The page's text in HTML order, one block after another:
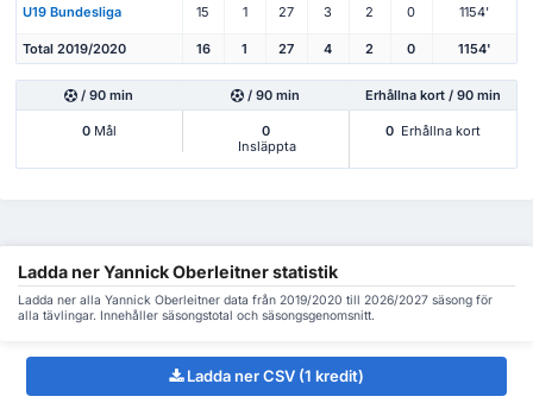
U19 Bundesliga 15 1 27 3 2 0 1154'
Total 2019/2020 16 1 27 4 2 0 1154'
/ 90 min / 90 min Erhållna kort / 90 min
0Mål
0
Insläppta
0 Erhållna kort
Ladda ner Yannick Oberleitner statistik
Ladda ner alla Yannick Oberleitner data från 2019/2020 till 2026/2027 säsong för
alla tävlingar. Innehåller säsongstotal och säsongsgenomsnitt.
Ladda ner CSV (1 kredit)